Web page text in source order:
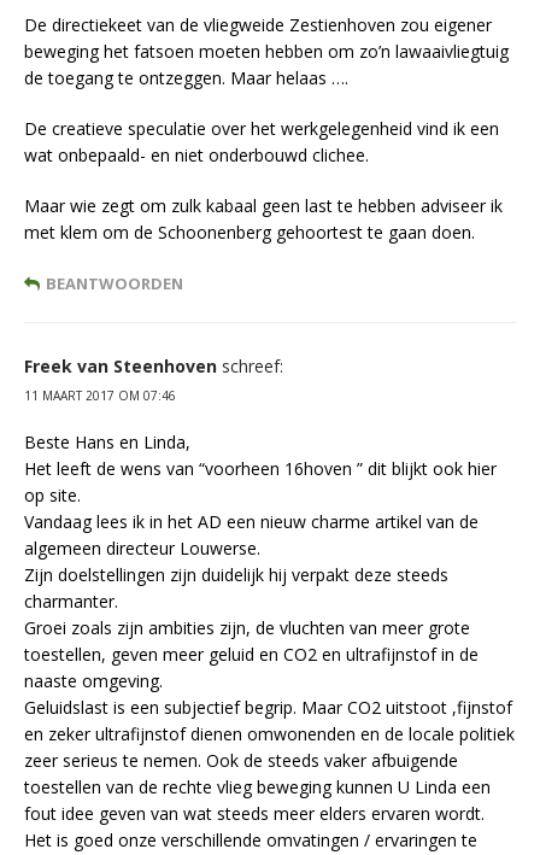
De directiekeet van de vliegweide Zestienhoven zou eigener
beweging het fatsoen moeten hebben om zo’n lawaaivliegtuig
de toegang te ontzeggen. Maar helaas ….
De creatieve speculatie over het werkgelegenheid vind ik een
wat onbepaald- en niet onderbouwd clichee.
Maar wie zegt om zulk kabaal geen last te hebben adviseer ik
met klem om de Schoonenberg gehoortest te gaan doen.
BEANTWOORDEN
Freek van Steenhoven schreef:
11 MAART 2017 OM 07:46
Beste Hans en Linda,
Het leeft de wens van “voorheen 16hoven ” dit blijkt ook hier
op site.
Vandaag lees ik in het AD een nieuw charme artikel van de
algemeen directeur Louwerse.
Zijn doelstellingen zijn duidelijk hij verpakt deze steeds
charmanter.
Groei zoals zijn ambities zijn, de vluchten van meer grote
toestellen, geven meer geluid en CO2 en ultrafijnstof in de
naaste omgeving.
Geluidslast is een subjectief begrip. Maar CO2 uitstoot ,fijnstof
en zeker ultrafijnstof dienen omwonenden en de locale politiek
zeer serieus te nemen. Ook de steeds vaker afbuigende
toestellen van de rechte vlieg beweging kunnen U Linda een
fout idee geven van wat steeds meer elders ervaren wordt.
Het is goed onze verschillende omvatingen / ervaringen te